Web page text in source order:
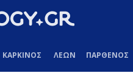
ΚΑΡΚΙΝΟΣ ΛΕΩΝ ΠΑΡΘΕΝΟΣ